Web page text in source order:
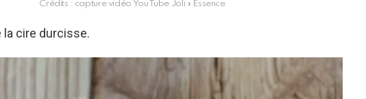
Crédits : capture vidéo YouTube Joli » Essence
la cire durcisse.